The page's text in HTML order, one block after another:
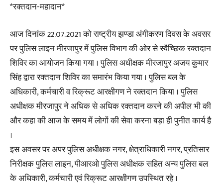
*रक्तदान-महादान*
आज दिनांक 22.07.2021 को राष्ट्रीय झण्डा अंगीकरण दिवस के अवसर
पर पुलिस लाइन मीरजापुर में पुलिस विभाग की ओर से स्वैच्छिक रक्तदान
शिविर का आयोजन किया गया । पुलिस अधीक्षक मीरजापुर अजय कुमार
सिंह द्वारा रक्तदान शिविर का समारंभ किया गया । पुलिस बल के
अधिकारी, कर्मचारी व रिक्रूट आरक्षीगण ने रक्तदान किया । पुलिस
अधीक्षक मीरजापुर ने अधिक से अधिक रक्तदान करने की अपील भी की
और कहा की आज के समय में लोगों की सेवा करना बड़ा ही पुनीत कार्य है
।
इस अवसर पर अपर पुलिस अधीक्षक नगर, क्षेत्राधिकारी नगर, प्रतिसार
निरीक्षक पुलिस लाइन, पीआरओ पुलिस अधीक्षक सहित अन्य पुलिस बल
के अधिकारी, कर्मचारी एवं रिक्रूट आरक्षीगण उपस्थित रहे ।